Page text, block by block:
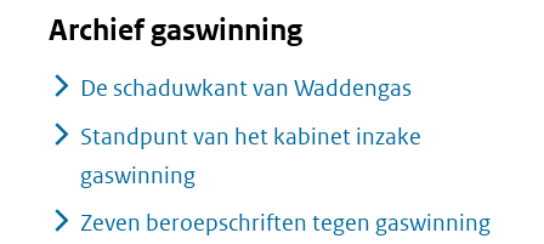
Archief gaswinning
De schaduwkant van Waddengas
Standpunt van het kabinet inzake
gaswinning
Zeven beroepschriften tegen gaswinning